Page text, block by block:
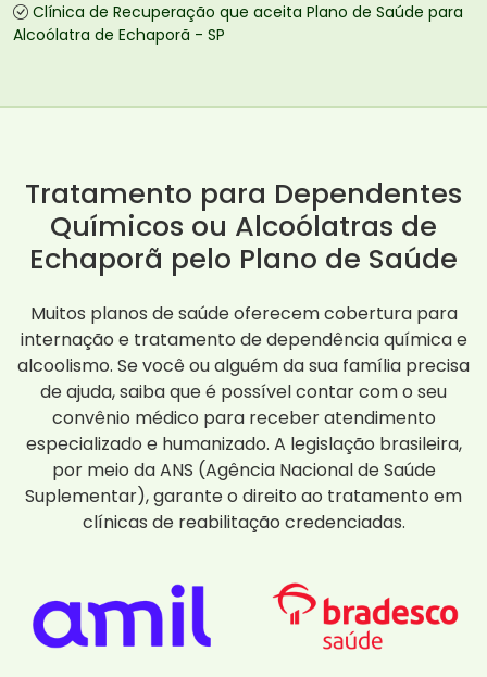
Clínica de Recuperação que aceita Plano de Saúde para
Alcoólatra de Echaporã - SP
Tratamento para Dependentes
Químicos ou Alcoólatras de
Echaporã pelo Plano de Saúde
Muitos planos de saúde oferecem cobertura para
internação e tratamento de dependência química e
alcoolismo. Se você ou alguém da sua família precisa
de ajuda, saiba que é possível contar com o seu
convênio médico para receber atendimento
especializado e humanizado. A legislação brasileira,
por meio da ANS (Agência Nacional de Saúde
Suplementar), garante o direito ao tratamento em
clínicas de reabilitação credenciadas.